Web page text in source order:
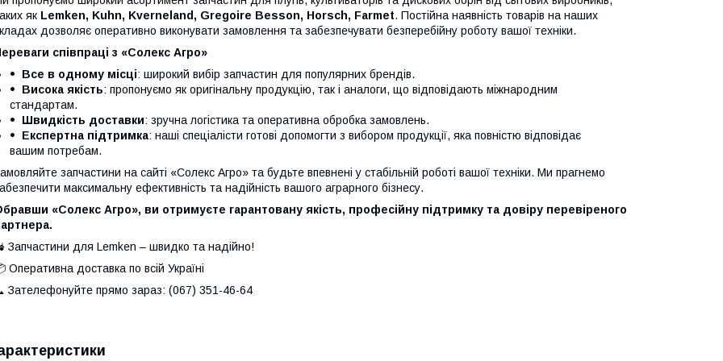
як Lemken, Kuhn, Kverneland, Gregoire Besson, Horsch, Farmet. Постійна наявність товарів на наших
дозволяє оперативно виконувати замовлення та забезпечувати безперебійну роботу вашої техніки.
співпраці з «Солекс Агро»
Все в одному місці: широкий вибір запчастин для популярних брендів.
Висока якість: пропонуємо як оригінальну продукцію, так і аналоги, що відповідають міжнародним
стандартам.
Швидкість доставки: зручна логістика та оперативна обробка замовлень.
Експертна підтримка: наші спеціалісти готові допомогти з вибором продукції, яка повністю відповідає
вашим потребам.
запчастини на сайті «Солекс Агро» та будьте впевнені у стабільній роботі вашої техніки. Ми прагнемо
максимальну ефективність та надійність вашого аграрного бізнесу.
«Солекс Агро», ви отримуєте гарантовану якість, професійну підтримку та довіру перевіреного
Запчастини для Lemken – швидко та надійно!
Оперативна доставка по всій Україні
Зателефонуйте прямо зараз: (067) 351-46-64